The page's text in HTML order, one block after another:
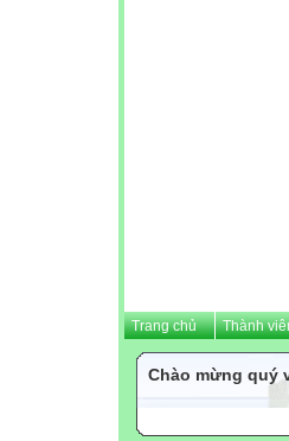
Trang chủ Thành
Chào mừng quý